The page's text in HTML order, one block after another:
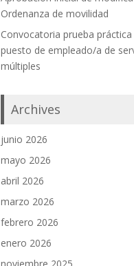
Ordenanza de movilidad
Convocatoria prueba práctica
puesto de empleado/a de
múltiples
Archives
junio 2026
mayo 2026
abril 2026
marzo 2026
febrero 2026
enero 2026